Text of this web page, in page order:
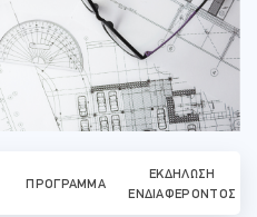
ΠΡΌΓΡΑΜΜΑ
ΕΚΔΉΛΩΣΗ
ΕΝΔΙΑΦΈΡΟΝΤΟΣ